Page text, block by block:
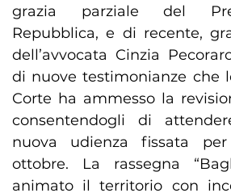
grazia parziale del
Repubblica, e di recente,
dell’avvocata Cinzia
di nuove testimonianze che
Corte ha ammesso la
consentendogli di
nuova udienza fissata
ottobre. La rassegna
animato il territorio con